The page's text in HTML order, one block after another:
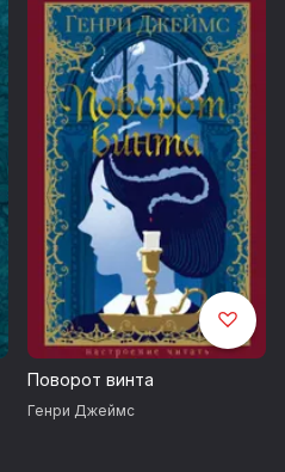
Киффин-Тейлор, Джозеф
Редьярд Киплинг, Эдвард
Бенсон, Э. и Х. Херон
Поворот винта
Генри Джеймс